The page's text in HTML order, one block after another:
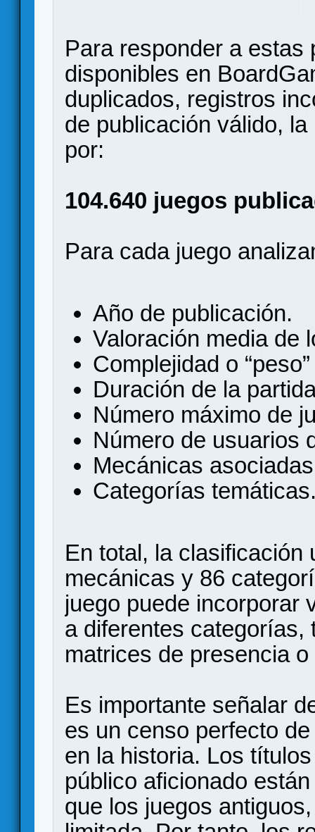
Para responder a estas
disponibles en
duplicados, registros
de publicación válido,
por:
104.640 juegos
Para cada juego
Año de publicación.
Valoración media de
Complejidad o
Duración de la
Número máximo de
Número de usuarios
Mecánicas
Categorías
En total, la clasificación
mecánicas y 86
juego puede incorporar
a diferentes categorías,
matrices de presencia
Es importante señalar
es un censo perfecto
en la historia. Los
público aficionado
que los juegos